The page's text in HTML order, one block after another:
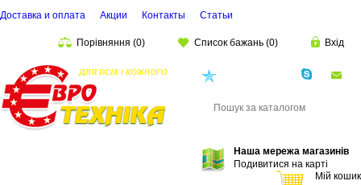
Доставка и оплата Акции Контакты Cтатьи
Порівняння (0) Список бажань (0) Вхід
Наша мережа магазинів
Подивитися на карті
Мій кошик